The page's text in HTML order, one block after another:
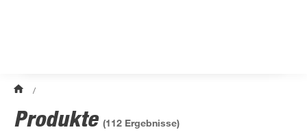
/
Produkte (112 Ergebnisse)